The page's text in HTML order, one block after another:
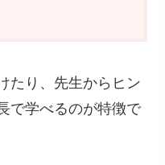
たり、先生からヒン
で学べるのが特徴で